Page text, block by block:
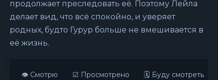
продолжает преследовать её. Поэтому Лейла
делает вид, что всё спокойно, и уверяет
родных, будто Гурур больше не вмешивается в
её жизнь.
👁 Смотрю ☑ Просмотрено 🗓 Буду смотреть